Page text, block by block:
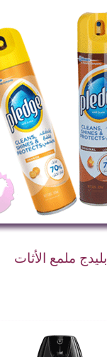
بليدج ملمع الأثات